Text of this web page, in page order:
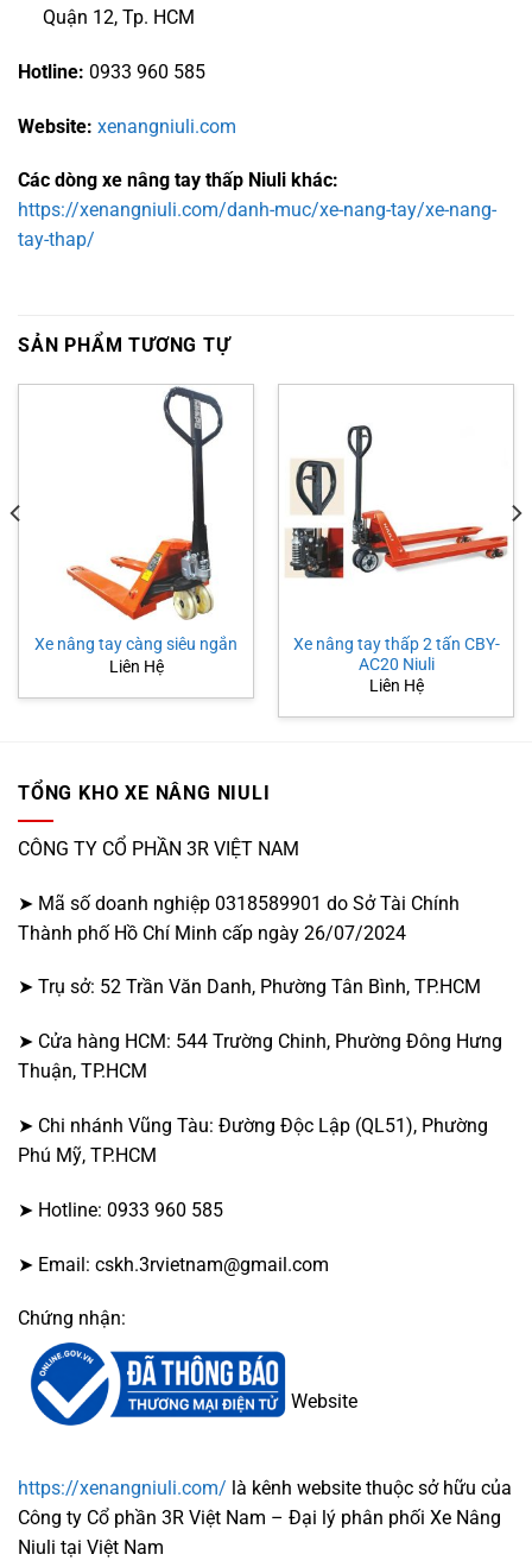
Quận 12, Tp. HCM
Hotline: 0933 960 585
Website: xenangniuli.com
Các dòng xe nâng tay thấp Niuli khác:
https://xenangniuli.com/danh-muc/xe-nang-tay/xe-nang-
tay-thap/
SẢN PHẨM TƯƠNG TỰ
Xe nâng tay càng siêu ngắn
Liên Hệ
Xe nâng tay thấp 2 tấn CBY-
AC20 Niuli
Liên Hệ
TỔNG KHO XE NÂNG NIULI
CÔNG TY CỔ PHẦN 3R VIỆT NAM
➤ Mã số doanh nghiệp 0318589901 do Sở Tài Chính
Thành phố Hồ Chí Minh cấp ngày 26/07/2024
➤ Trụ sở: 52 Trần Văn Danh, Phường Tân Bình, TP.HCM
➤ Cửa hàng HCM: 544 Trường Chinh, Phường Đông Hưng
Thuận, TP.HCM
➤ Chi nhánh Vũng Tàu: Đường Độc Lập (QL51), Phường
Phú Mỹ, TP.HCM
➤ Hotline: 0933 960 585
➤ Email: cskh.3rvietnam@gmail.com
Chứng nhận:
Website
https://xenangniuli.com/ là kênh website thuộc sở hữu của
Công ty Cổ phần 3R Việt Nam – Đại lý phân phối Xe Nâng
Niuli tại Việt Nam